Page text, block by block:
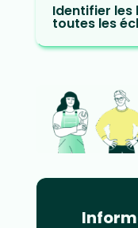
Identifier les
toutes les